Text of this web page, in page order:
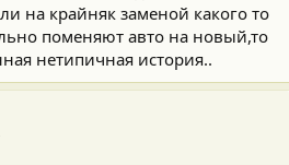
на крайняк заменой какого то
поменяют авто на новый,то
нетипичная история..